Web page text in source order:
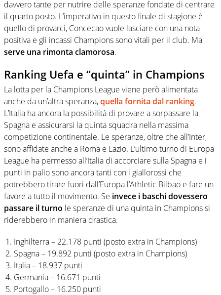
davvero tante per nutrire delle speranze fondate di centrare
il quarto posto. L’imperativo in questo finale di stagione è
quello di provarci, Concecao vuole lasciare con una nota
positiva e gli incassi Champions sono vitali per il club. Ma
serve una rimonta clamorosa.
Ranking Uefa e “quinta” in Champions
La lotta per la Champions League viene però alimentata
anche da un’altra speranza,quella fornita dal ranking.
L’Italia ha ancora la possibilità di provare a sorpassare la
Spagna e assicurarsi la quinta squadra nella massima
competizione continentale. Le speranze, oltre che all’Inter,
sono affidate anche a Roma e Lazio. L’ultimo turno di Europa
League ha permesso all’Italia di accorciare sulla Spagna e i
punti in palio sono ancora tanti con i giallorossi che
potrebbero tirare fuori dall’Europa l’Athletic Bilbao e fare un
favore a tutto il movimento. Se invece i baschi dovessero
passare il turno le speranze di una quinta in Champions si
riderebbero in maniera drastica.
Inghilterra – 22.178 punti (posto extra in Champions)
Spagna – 19.892 punti (posto extra in Champions)
Italia – 18.937 punti
Germania – 16.671 punti
Portogallo – 16.250 punti